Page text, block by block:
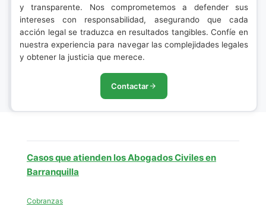
y transparente. Nos comprometemos a defender sus
intereses con responsabilidad, asegurando que cada
acción legal se traduzca en resultados tangibles. Confíe en
nuestra experiencia para navegar las complejidades legales
y obtener la justicia que merece.
Contactar
Casos que atienden los Abogados Civiles en
Barranquilla
Cobranzas